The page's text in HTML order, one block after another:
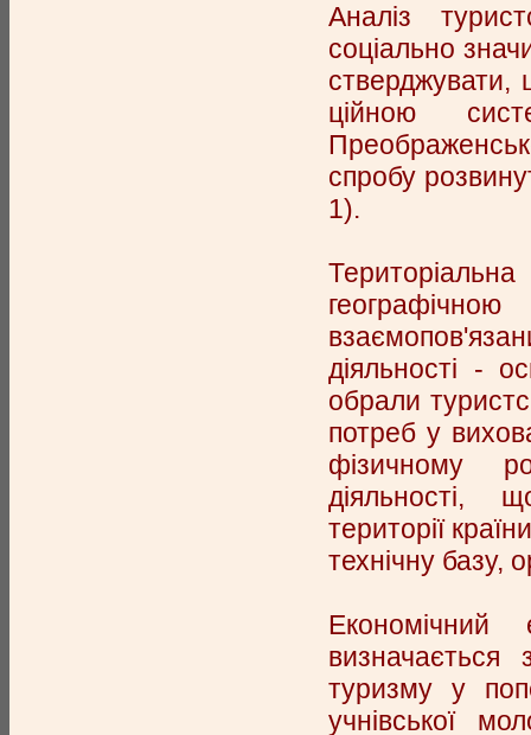
Аналіз
соціально
ційною
спробу
1).
діяльності -
обрали
потреб у
фізичному
діяльності,
території
технічну базу,
визначається
туризму у
учнівської